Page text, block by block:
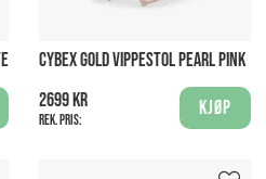
CYBEX GOLD VIPPESTOL PEARL PINK
2699 kr
Rek. pris:
Kjøp